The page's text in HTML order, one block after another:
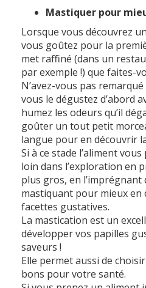
Mastiquer pour
Lorsque vous découvrez
vous goûtez pour la
met raffiné (dans un
par exemple !) que faites-
N’avez-vous pas
vous le dégustez d’abord
humez les odeurs qu’il
goûter un tout petit
langue pour en découvrir
Si à ce stade l’aliment
loin dans l’exploration en
plus gros, en l’imprégnant
mastiquant pour mieux en
facettes gustatives.
La mastication est un
développer vos papilles
saveurs !
Elle permet aussi de
bons pour votre santé.